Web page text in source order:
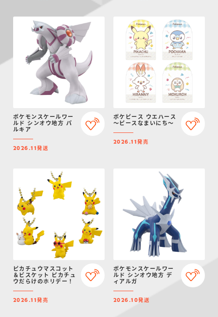
ポケモンスケールワー
ルド シンオウ地方 パ
ルキア
2026.11発送
ポケピース ウエハース
～ピースなまいにち～
2026.11発売
ピカチュウマスコット
＆ビスケット ピカチュ
ウだらけのホリデー！
2026.11発売
ポケモンスケールワー
ルド シンオウ地方 デ
ィアルガ
2026.10発送